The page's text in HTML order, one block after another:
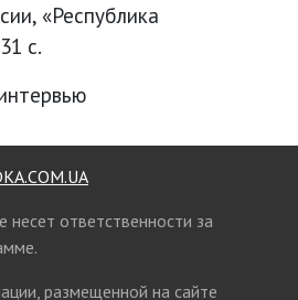
«Республика
с.
несет ответственности за
размещенной на сайте